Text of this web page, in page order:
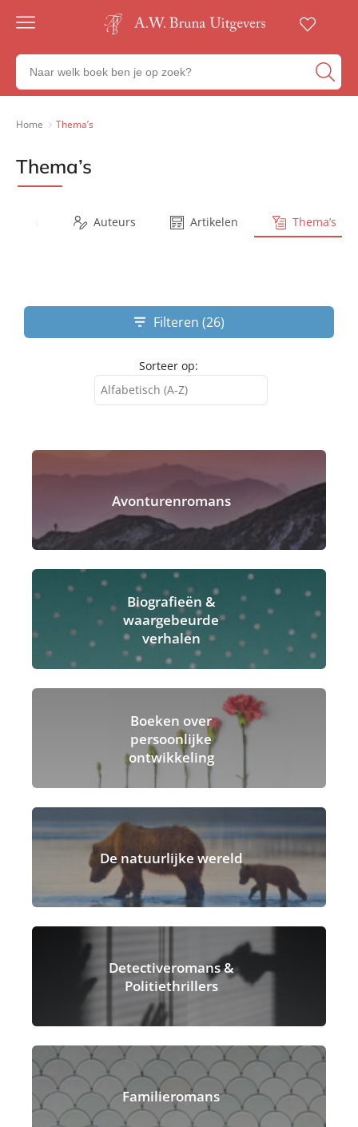
Gratis
23:00
besteld,
werkdag
Veilig
betalen
Zoeken
naar
boeken,
Home Thema’s
Thema’s
Auteurs Artikelen Thema’s
Filteren (26)
Sorteer op:
Alfabetisch (A-Z)
Alfabetisch (Z-A)
Avonturenromans
Biografieën &
waargebeurde
verhalen
Boeken over
persoonlijke
ontwikkeling
De natuurlijke wereld
Detectiveromans &
Politiethrillers
Familieromans